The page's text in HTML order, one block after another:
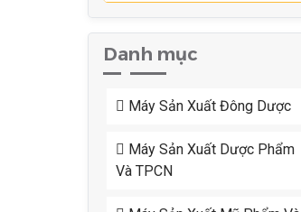
Danh mục
Máy Sản Xuất Đông Dược
Máy Sản Xuất Dược Phẩm
Và TPCN